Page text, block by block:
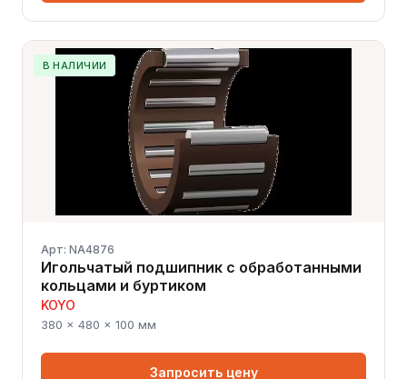
В НАЛИЧИИ
Арт: NA4876
Игольчатый подшипник с обработанными
кольцами и буртиком
KOYO
380 × 480 × 100 мм
Запросить цену